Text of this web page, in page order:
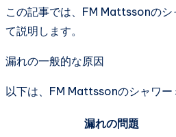
この記事では、FM Mattssonのシ
て説明します。
漏れの一般的な原因
以下は、FM Mattssonのシャワー
漏れの問題